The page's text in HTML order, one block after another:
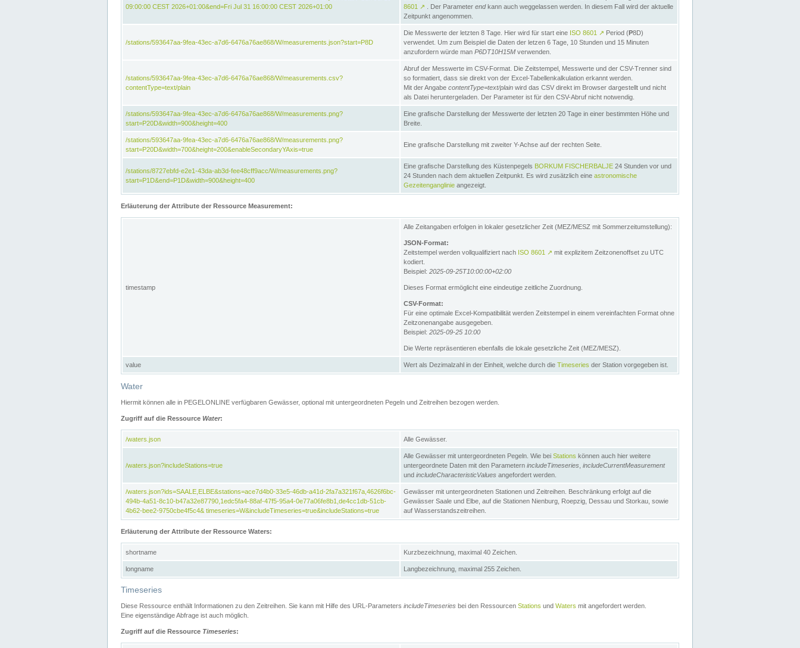
09:00:00 CEST 2026+01:00&end=Fri Jul 31 16:00:00 CEST 2026+01:00
8601
↗ . Der Parameter endkann auch weggelassen werden. In diesem Fall wird der aktuelle
Zeitpunkt angenommen.
/stations/593647aa-9fea-43ec-a7d6-6476a76ae868/W/measurements.json?start=P8D
Die Messwerte der letzten 8 Tage. Hier wird für start eine ISO 8601 ↗ Period (P8D)
verwendet. Um zum Beispiel die Daten der letzen 6 Tage, 10 Stunden und 15 Minuten
anzufordern würde man P6DT10H15M verwenden.
/stations/593647aa-9fea-43ec-a7d6-6476a76ae868/W/measurements.csv?
contentType=text/plain
Abruf der Messwerte im CSV-Format. Die Zeitstempel, Messwerte und der CSV-Trenner sind
so formatiert, dass sie direkt von der Excel-Tabellenkalkulation erkannt werden.
Mit der Angabe contentType=text/plain wird das CSV direkt im Browser dargestellt und nicht
als Datei heruntergeladen. Der Parameter ist für den CSV-Abruf nicht notwendig.
/stations/593647aa-9fea-43ec-a7d6-6476a76ae868/W/measurements.png?
start=P20D&width=900&height=400
Eine grafische Darstellung der Messwerte der letzten 20 Tage in einer bestimmten Höhe und
Breite.
/stations/593647aa-9fea-43ec-a7d6-6476a76ae868/W/measurements.png?
start=P20D&width=700&height=200&enableSecondaryYAxis=true
Eine grafische Darstellung mit zweiter Y-Achse auf der rechten Seite.
/stations/8727ebfd-e2e1-43da-ab3d-fee48cff9acc/W/measurements.png?
start=P1D&end=P1D&width=900&height=400
Eine grafische Darstellung des Küstenpegels BORKUM FISCHERBALJE 24 Stunden vor und
24 Stunden nach dem aktuellen Zeitpunkt. Es wird zusätzlich eine astronomische
Gezeitenganglinie angezeigt.
Erläuterung der Attribute der Ressource Measurement:
timestamp
Alle Zeitangaben erfolgen in lokaler gesetzlicher Zeit (MEZ/MESZ mit Sommerzeitumstellung):
JSON-Format:
Zeitstempel werden vollqualifiziert nach ISO 8601 ↗ mit explizitem Zeitzonenoffset zu UTC
kodiert.
Beispiel: 2025-09-25T10:00:00+02:00
Dieses Format ermöglicht eine eindeutige zeitliche Zuordnung.
CSV-Format:
Für eine optimale Excel-Kompatibilität werden Zeitstempel in einem vereinfachten Format ohne
Zeitzonenangabe ausgegeben.
Beispiel: 2025-09-25 10:00
Die Werte repräsentieren ebenfalls die lokale gesetzliche Zeit (MEZ/MESZ).
value Wert als Dezimalzahl in der Einheit, welche durch die Timeseries der Station vorgegeben ist.
Water
Hiermit können alle in PEGELONLINE verfügbaren Gewässer, optional mit untergeordneten Pegeln und Zeitreihen bezogen werden.
Zugriff auf die Ressource Water:
/waters.json Alle Gewässer.
/waters.json?includeStations=true
Alle Gewässer mit untergeordneten Pegeln. Wie bei Stations können auch hier weitere
untergeordnete Daten mit den Parametern includeTimeseries includeCurrentMeasurement
und includeCharacteristicValues angefordert werden.
/waters.json?ids=SAALE,ELBE&stations=ace7d4b0-33e5-46db-a41d-2fa7a321f67a,4626f6bc-
494b-4a51-8c10-b47a32e87790,1edc5fa4-88af-47f5-95a4-0e77a06fe8b1,de4cc1db-51cb-
4b62-bee2-9750cbe4f5c4& timeseries=W&includeTimeseries=true&includeStations=true
Gewässer mit untergeordneten Stationen und Zeitreihen. Beschränkung erfolgt auf die
Gewässer Saale und Elbe, auf die Stationen Nienburg, Roepzig, Dessau und Storkau, sowie
auf Wasserstandszeitreihen.
Erläuterung der Attribute der Ressource Waters:
shortname Kurzbezeichnung, maximal 40 Zeichen.
longname Langbezeichnung, maximal 255 Zeichen.
Timeseries
Diese Ressource enthält Informationen zu den Zeitreihen. Sie kann mit Hilfe des URL-Parameters includeTimeseries bei den Ressourcen Stations und Waters mit angefordert werden.
Eine eigenständige Abfrage ist auch möglich.
Zugriff auf die Ressource Timeseries: